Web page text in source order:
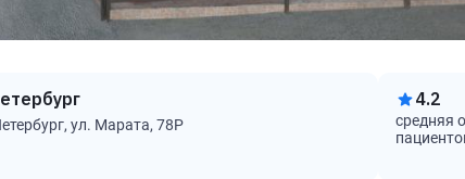
ул. Марата, 78Р
4.2
средняя